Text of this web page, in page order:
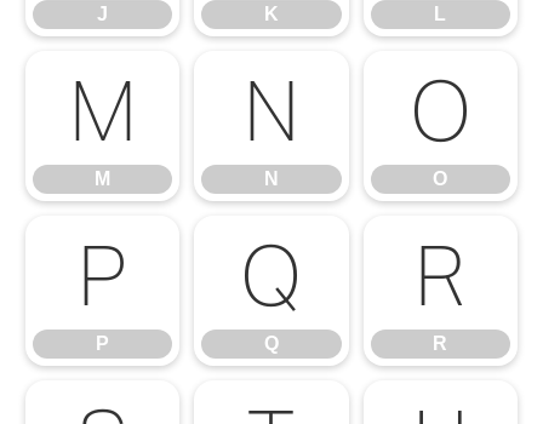
J K L
M
M
N
N
O
O
P
P
Q
Q
R
R